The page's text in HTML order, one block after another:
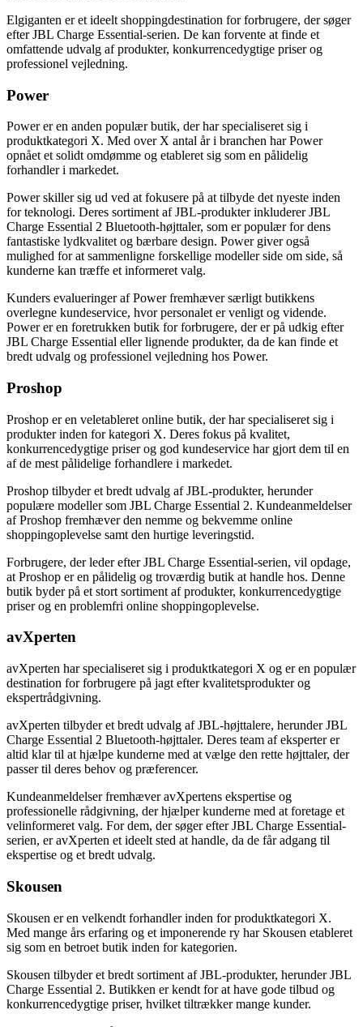
Elgiganten er et ideelt shoppingdestination for forbrugere, der søger
efter JBL Charge Essential-serien. De kan forvente at finde et
omfattende udvalg af produkter, konkurrencedygtige priser og
professionel vejledning.
Power
Power er en anden populær butik, der har specialiseret sig i
produktkategori X. Med over X antal år i branchen har Power
opnået et solidt omdømme og etableret sig som en pålidelig
forhandler i markedet.
Power skiller sig ud ved at fokusere på at tilbyde det nyeste inden
for teknologi. Deres sortiment af JBL-produkter inkluderer JBL
Charge Essential 2 Bluetooth-højttaler, som er populær for dens
fantastiske lydkvalitet og bærbare design. Power giver også
mulighed for at sammenligne forskellige modeller side om side, så
kunderne kan træffe et informeret valg.
Kunders evalueringer af Power fremhæver særligt butikkens
overlegne kundeservice, hvor personalet er venligt og vidende.
Power er en foretrukken butik for forbrugere, der er på udkig efter
JBL Charge Essential eller lignende produkter, da de kan finde et
bredt udvalg og professionel vejledning hos Power.
Proshop
Proshop er en veletableret online butik, der har specialiseret sig i
produkter inden for kategori X. Deres fokus på kvalitet,
konkurrencedygtige priser og god kundeservice har gjort dem til en
af de mest pålidelige forhandlere i markedet.
Proshop tilbyder et bredt udvalg af JBL-produkter, herunder
populære modeller som JBL Charge Essential 2. Kundeanmeldelser
af Proshop fremhæver den nemme og bekvemme online
shoppingoplevelse samt den hurtige leveringstid.
Forbrugere, der leder efter JBL Charge Essential-serien, vil opdage,
at Proshop er en pålidelig og troværdig butik at handle hos. Denne
butik byder på et stort sortiment af produkter, konkurrencedygtige
priser og en problemfri online shoppingoplevelse.
avXperten
avXperten har specialiseret sig i produktkategori X og er en populær
destination for forbrugere på jagt efter kvalitetsprodukter og
ekspertrådgivning.
avXperten tilbyder et bredt udvalg af JBL-højttalere, herunder JBL
Charge Essential 2 Bluetooth-højttaler. Deres team af eksperter er
altid klar til at hjælpe kunderne med at vælge den rette højttaler, der
passer til deres behov og præferencer.
Kundeanmeldelser fremhæver avXpertens ekspertise og
professionelle rådgivning, der hjælper kunderne med at foretage et
velinformeret valg. For dem, der søger efter JBL Charge Essential-
serien, er avXperten et ideelt sted at handle, da de får adgang til
ekspertise og et bredt udvalg.
Skousen
Skousen er en velkendt forhandler inden for produktkategori X.
Med mange års erfaring og et imponerende ry har Skousen etableret
sig som en betroet butik inden for kategorien.
Skousen tilbyder et bredt sortiment af JBL-produkter, herunder JBL
Charge Essential 2. Butikken er kendt for at have gode tilbud og
konkurrencedygtige priser, hvilket tiltrækker mange kunder.